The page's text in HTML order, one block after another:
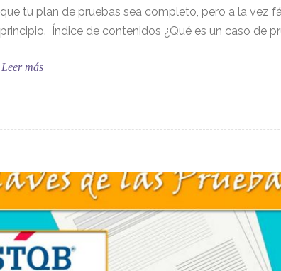
que tu plan de pruebas sea completo, pero a la vez
principio. Índice de contenidos ¿Qué es un caso de
Leer más